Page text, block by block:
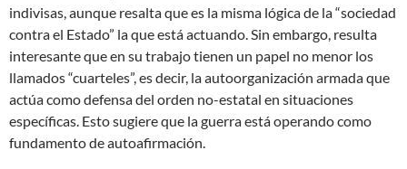
indivisas, aunque resalta que es la misma lógica de la “sociedad
contra el Estado” la que está actuando. Sin embargo, resulta
interesante que en su trabajo tienen un papel no menor los
llamados “cuarteles”, es decir, la autoorganización armada que
actúa como defensa del orden no-estatal en situaciones
específicas. Esto sugiere que la guerra está operando como
fundamento de autoafirmación.